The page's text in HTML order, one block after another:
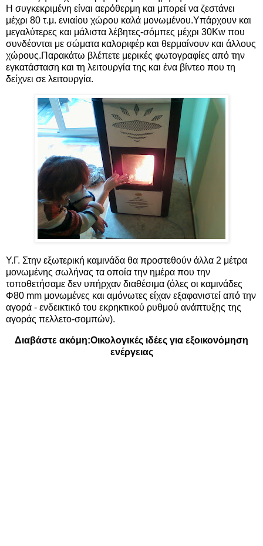
Η συγκεκριμένη είναι αερόθερμη και μπορεί να ζεστάνει
μέχρι 80 τ.μ. ενιαίου χώρου καλά μονωμένου.Υπάρχουν και
μεγαλύτερες και μάλιστα λέβητες-σόμπες μέχρι 30Kw που
συνδέονται με σώματα καλοριφέρ και θερμαίνουν και άλλους
χώρους.Παρακάτω βλέπετε μερικές φωτογραφίες από την
εγκατάσταση και τη λειτουργία της και ένα βίντεο που τη
δείχνει σε λειτουργία.
Υ.Γ. Στην εξωτερική καμινάδα θα προστεθούν άλλα 2 μέτρα
μονωμένης σωλήνας τα οποία την ημέρα που την
τοποθετήσαμε δεν υπήρχαν διαθέσιμα (όλες οι καμινάδες
Φ80 mm μονωμένες και αμόνωτες είχαν εξαφανιστεί από την
αγορά - ενδεικτικό του εκρηκτικού ρυθμού ανάπτυξης της
αγοράς πελλετο-σομπών).
Διαβάστε ακόμη:Οικολογικές ιδέες για εξοικονόμηση
ενέργειας